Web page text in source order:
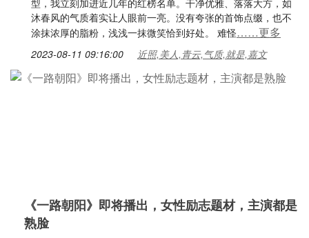
型，我立刻加进近几年的红榜名单。干净优雅、落落大方，如
沐春风的气质着实让人眼前一亮。没有夸张的首饰点缀，也不
涂抹浓厚的脂粉，浅浅一抹微笑恰到好处。 难怪……更多
2023-08-11 09:16:00 近照,美人,青云,气质,就是,嘉文
《一路朝阳》即将播出，女性励志题材，主演都是
熟脸